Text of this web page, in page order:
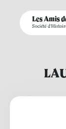
Les Amis
Société